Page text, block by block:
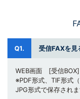
Q1. 受信FAXを見
WEB画面 [受信BOX]
※PDF形式、TIF形式
JPG形式で保存されま